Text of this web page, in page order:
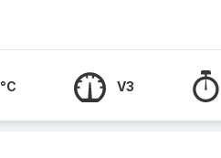
V3